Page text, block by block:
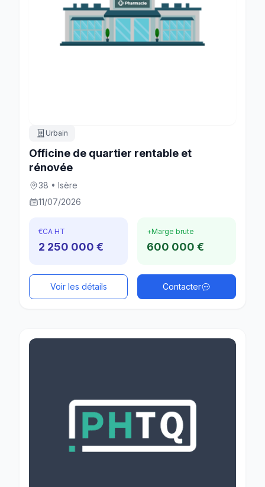
Urbain
Officine de quartier rentable et
rénovée
38 • Isère
11/07/2026
€CA HT
2 250 000 €
+Marge brute
600 000 €
Voir les détails Contacter